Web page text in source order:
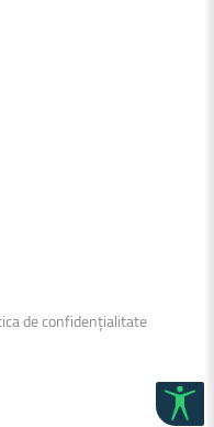
de confidențialitate